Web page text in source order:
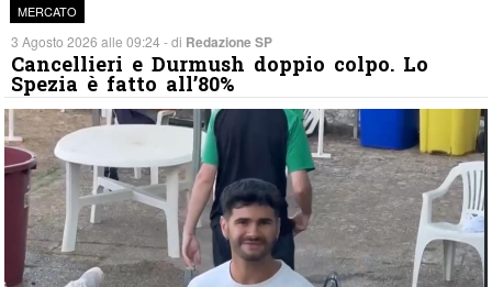
MERCATO
3 Agosto 2026 alle 09:24 - di Redazione SP
Cancellieri e Durmush doppio colpo. Lo
Spezia è fatto all’80%